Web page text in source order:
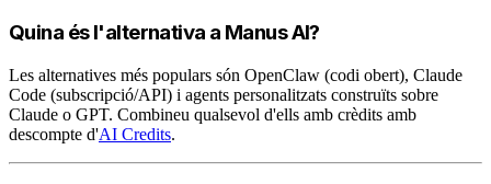
Quina és l'alternativa a Manus AI?
Les alternatives més populars són OpenClaw (codi obert), Claude
Code (subscripció/API) i agents personalitzats construïts sobre
Claude o GPT. Combineu qualsevol d'ells amb crèdits amb
descompte d'AI Credits.